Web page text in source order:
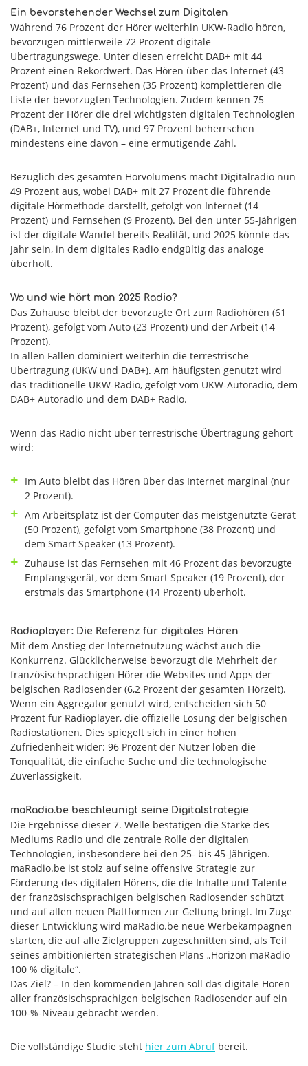
Ein bevorstehender Wechsel zum Digitalen
Während 76 Prozent der Hörer weiterhin UKW-Radio hören,
bevorzugen mittlerweile 72 Prozent digitale
Übertragungswege. Unter diesen erreicht DAB+ mit 44
Prozent einen Rekordwert. Das Hören über das Internet (43
Prozent) und das Fernsehen (35 Prozent) komplettieren die
Liste der bevorzugten Technologien. Zudem kennen 75
Prozent der Hörer die drei wichtigsten digitalen Technologien
(DAB+, Internet und TV), und 97 Prozent beherrschen
mindestens eine davon – eine ermutigende Zahl.
Bezüglich des gesamten Hörvolumens macht Digitalradio nun
49 Prozent aus, wobei DAB+ mit 27 Prozent die führende
digitale Hörmethode darstellt, gefolgt von Internet (14
Prozent) und Fernsehen (9 Prozent). Bei den unter 55-Jährigen
ist der digitale Wandel bereits Realität, und 2025 könnte das
Jahr sein, in dem digitales Radio endgültig das analoge
überholt.
Wo und wie hört man 2025 Radio?
Das Zuhause bleibt der bevorzugte Ort zum Radiohören (61
Prozent), gefolgt vom Auto (23 Prozent) und der Arbeit (14
Prozent).
In allen Fällen dominiert weiterhin die terrestrische
Übertragung (UKW und DAB+). Am häufigsten genutzt wird
das traditionelle UKW-Radio, gefolgt vom UKW-Autoradio, dem
DAB+ Autoradio und dem DAB+ Radio.
Wenn das Radio nicht über terrestrische Übertragung gehört
wird:
Im Auto bleibt das Hören über das Internet marginal (nur
2 Prozent).
Am Arbeitsplatz ist der Computer das meistgenutzte Gerät
(50 Prozent), gefolgt vom Smartphone (38 Prozent) und
dem Smart Speaker (13 Prozent).
Zuhause ist das Fernsehen mit 46 Prozent das bevorzugte
Empfangsgerät, vor dem Smart Speaker (19 Prozent), der
erstmals das Smartphone (14 Prozent) überholt.
Radioplayer: Die Referenz für digitales Hören
Mit dem Anstieg der Internetnutzung wächst auch die
Konkurrenz. Glücklicherweise bevorzugt die Mehrheit der
französischsprachigen Hörer die Websites und Apps der
belgischen Radiosender (6,2 Prozent der gesamten Hörzeit).
Wenn ein Aggregator genutzt wird, entscheiden sich 50
Prozent für Radioplayer, die offizielle Lösung der belgischen
Radiostationen. Dies spiegelt sich in einer hohen
Zufriedenheit wider: 96 Prozent der Nutzer loben die
Tonqualität, die einfache Suche und die technologische
Zuverlässigkeit.
maRadio.be beschleunigt seine Digitalstrategie
Die Ergebnisse dieser 7. Welle bestätigen die Stärke des
Mediums Radio und die zentrale Rolle der digitalen
Technologien, insbesondere bei den 25- bis 45-Jährigen.
maRadio.be ist stolz auf seine offensive Strategie zur
Förderung des digitalen Hörens, die die Inhalte und Talente
der französischsprachigen belgischen Radiosender schützt
und auf allen neuen Plattformen zur Geltung bringt. Im Zuge
dieser Entwicklung wird maRadio.be neue Werbekampagnen
starten, die auf alle Zielgruppen zugeschnitten sind, als Teil
seines ambitionierten strategischen Plans „Horizon maRadio
100 % digitale“.
Das Ziel? – In den kommenden Jahren soll das digitale Hören
aller französischsprachigen belgischen Radiosender auf ein
100-%-Niveau gebracht werden.
Die vollständige Studie steht hier zum Abrufbereit.